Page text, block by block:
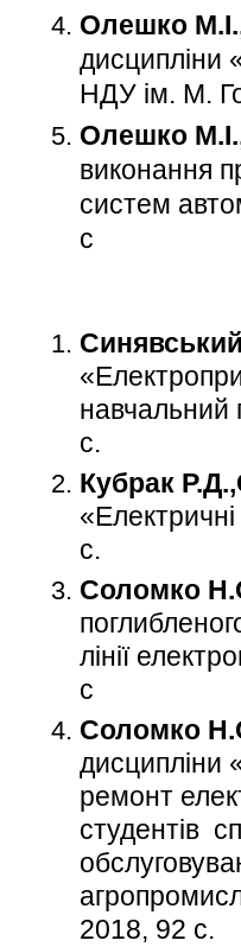
Олешко
дисципліни
НДУ ім. М.
Олешко
виконання
систем
с
с.
Кубрак
с.
Соломко
лінії
с
Соломко
дисципліни
ремонт
студентів
2018, 92 с.